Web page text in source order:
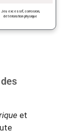
Jeu excessif, corrosion,
détérioration physique
et